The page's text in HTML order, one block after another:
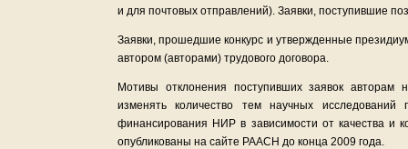
и для почтовых отправлений). Заявки, поступившие
Заявки, прошедшие конкурс и утвержденные
автором (авторами) трудового договора.
Мотивы отклонения поступивших заявок
изменять количество тем научных
финансирования НИР в зависимости от качества и
опубликованы на сайте РААСН до конца 2009 года.